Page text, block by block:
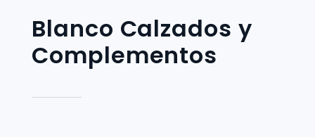
Blanco Calzados y
Complementos